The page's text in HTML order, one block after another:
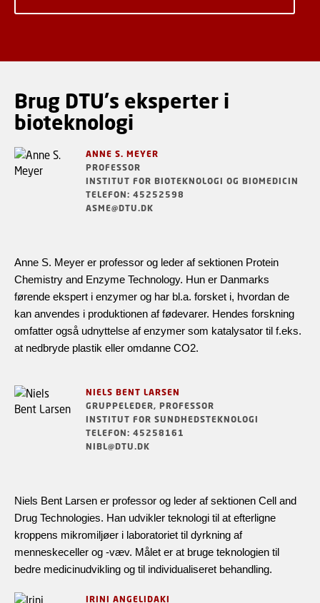
Brug DTU's eksperter i
bioteknologi
ANNE S. MEYER
PROFESSOR
INSTITUT FOR BIOTEKNOLOGI OG BIOMEDICIN
TELEFON: 45252598
ASME@DTU.DK
Anne S. Meyer er professor og leder af sektionen Protein
Chemistry and Enzyme Technology. Hun er Danmarks
førende ekspert i enzymer og har bl.a. forsket i, hvordan de
kan anvendes i produktionen af fødevarer. Hendes forskning
omfatter også udnyttelse af enzymer som katalysator til f.eks.
at nedbryde plastik eller omdanne CO2.
NIELS BENT LARSEN
GRUPPELEDER, PROFESSOR
INSTITUT FOR SUNDHEDSTEKNOLOGI
TELEFON: 45258161
NIBL@DTU.DK
Niels Bent Larsen er professor og leder af sektionen Cell and
Drug Technologies. Han udvikler teknologi til at efterligne
kroppens mikromiljøer i laboratoriet til dyrkning af
menneskeceller og -væv. Målet er at bruge teknologien til
bedre medicinudvikling og til individualiseret behandling.
IRINI ANGELIDAKI